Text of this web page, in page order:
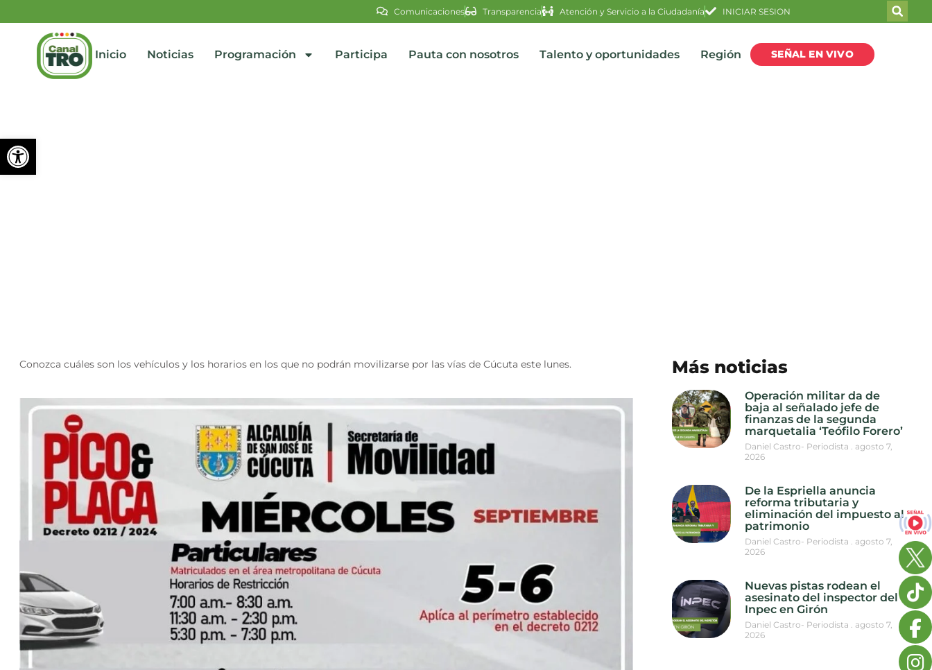
Abrir barra de herramientas
Comunicaciones Transparencia Atención y Servicio a la Ciudadanía INICIAR SESION
Inicio Noticias Programación Participa Pauta con nosotros Talento y oportunidades Región SEÑAL EN VIVO
Conozca cuáles son los vehículos y los horarios en los que no podrán movilizarse por las vías de Cúcuta este lunes. Más noticias
Operación militar da de
baja al señalado jefe de
finanzas de la segunda
marquetalia ‘Teófilo Forero’
Daniel Castro- Periodista
agosto 7,
2026
De la Espriella anuncia
reforma tributaria y
eliminación del impuesto al
patrimonio
Daniel Castro- Periodista
agosto 7,
2026
Nuevas pistas rodean el
asesinato del inspector del
Inpec en Girón
Daniel Castro- Periodista
agosto 7,
2026